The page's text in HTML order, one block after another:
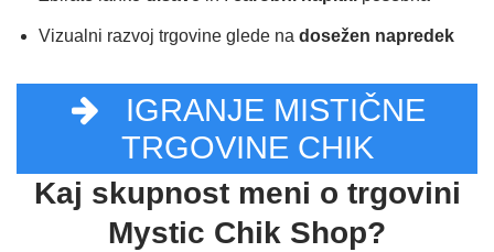
Vizualni razvoj trgovine glede na dosežen napredek
IGRANJE MISTIČNE
TRGOVINE CHIK
Kaj skupnost meni o trgovini
Mystic Chik Shop?